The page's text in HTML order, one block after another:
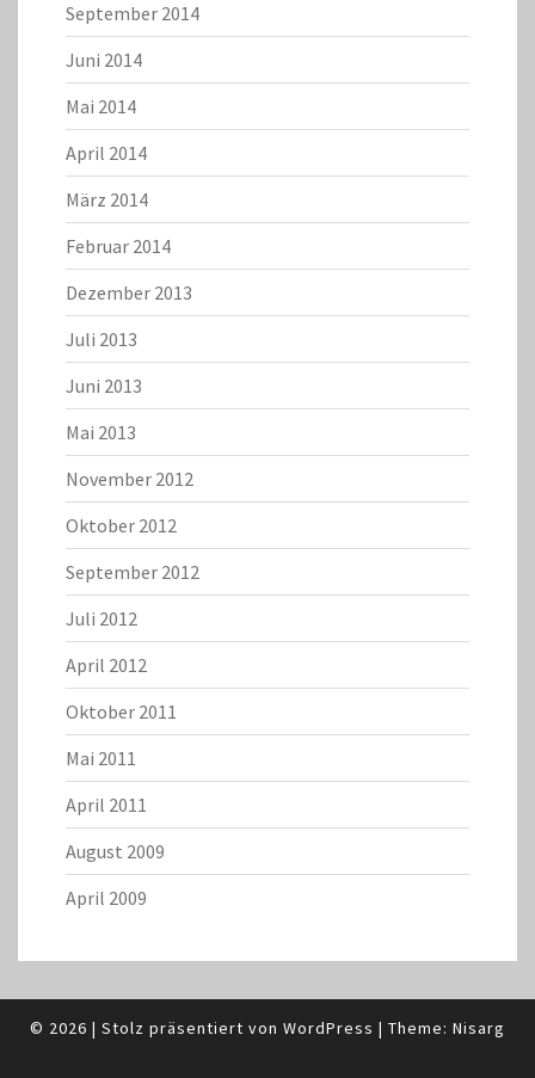
September 2014
Juni 2014
Mai 2014
April 2014
März 2014
Februar 2014
Dezember 2013
Juli 2013
Juni 2013
Mai 2013
November 2012
Oktober 2012
September 2012
Juli 2012
April 2012
Oktober 2011
Mai 2011
April 2011
August 2009
April 2009
© 2026 | Stolz präsentiert von WordPress | Theme: Nisarg